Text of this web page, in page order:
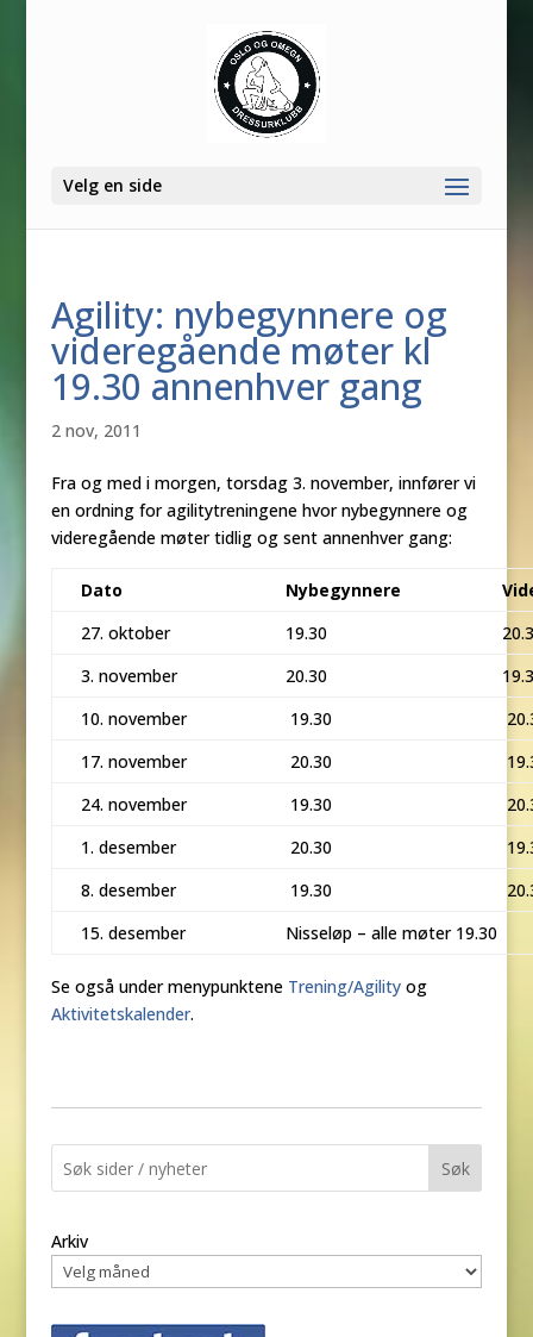
Velg en side
Agility: nybegynnere og
videregående møter kl
19.30 annenhver gang
2 nov, 2011
Fra og med i morgen, torsdag 3. november, innfører vi
en ordning for agilitytreningene hvor nybegynnere og
videregående møter tidlig og sent annenhver gang:
Dato Nybegynnere
27. oktober
19.30
3. november
20.30
10. november
19.30
17. november
20.30
24. november
19.30
1. desember
20.30
8. desember
19.30
15. desember
Nisseløp – alle møter 19.30
Se også under menypunktene Trening/Agilityog
Aktivitetskalender.
Søk
Arkiv